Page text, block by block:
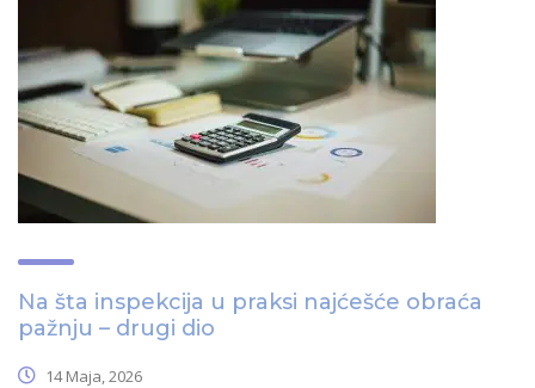
Na šta inspekcija u praksi najćešće obraća
pažnju – drugi dio
14 Maja, 2026